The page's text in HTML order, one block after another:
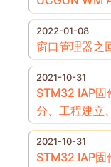
2022-01-08
窗口管理器之
2021-10-31
STM32 IAP固
分、工程建立
2021-10-31
STM32 IAP固